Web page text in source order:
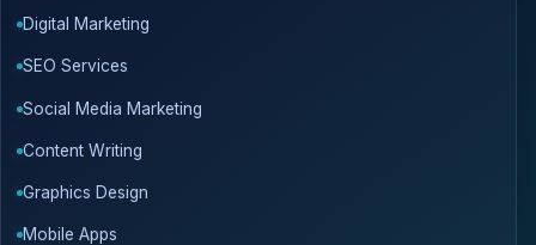
Digital Marketing
SEO Services
Social Media Marketing
Content Writing
Graphics Design
Mobile Apps